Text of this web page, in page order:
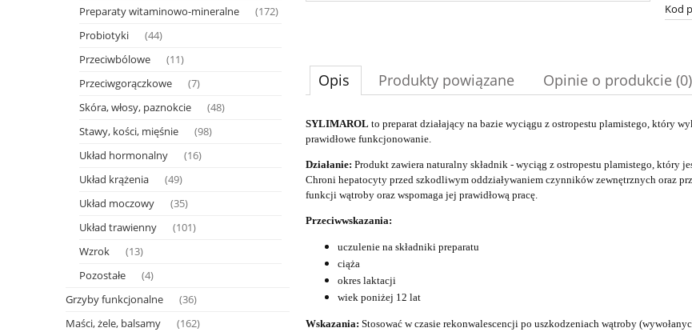
Preparaty witaminowo-mineralne (172)
Probiotyki (44)
Przeciwbólowe (11)
Przeciwgorączkowe (7)
Skóra, włosy, paznokcie (48)
Stawy, kości, mięśnie (98)
Układ hormonalny (16)
Układ krążenia (49)
Układ moczowy (35)
Układ trawienny (101)
Wzrok (13)
Pozostałe (4)
Grzyby funkcjonalne (36)
Maści, żele, balsamy (162)
Kod
Opis Produkty powiązane Opinie o produkcie (0)
SYLIMAROL to preparat działający na bazie wyciągu z ostropestu plamistego, który
prawidłowe funkcjonowanie.
Działanie: Produkt zawiera naturalny składnik - wyciąg z ostropestu plamistego, który
Chroni hepatocyty przed szkodliwym oddziaływaniem czynników zewnętrznych oraz
funkcji wątroby oraz wspomaga jej prawidłową pracę.
Przeciwwskazania:
uczulenie na składniki preparatu
ciąża
okres laktacji
wiek poniżej 12 lat
Wskazania: Stosować w czasie rekonwalescencji po uszkodzeniach wątroby